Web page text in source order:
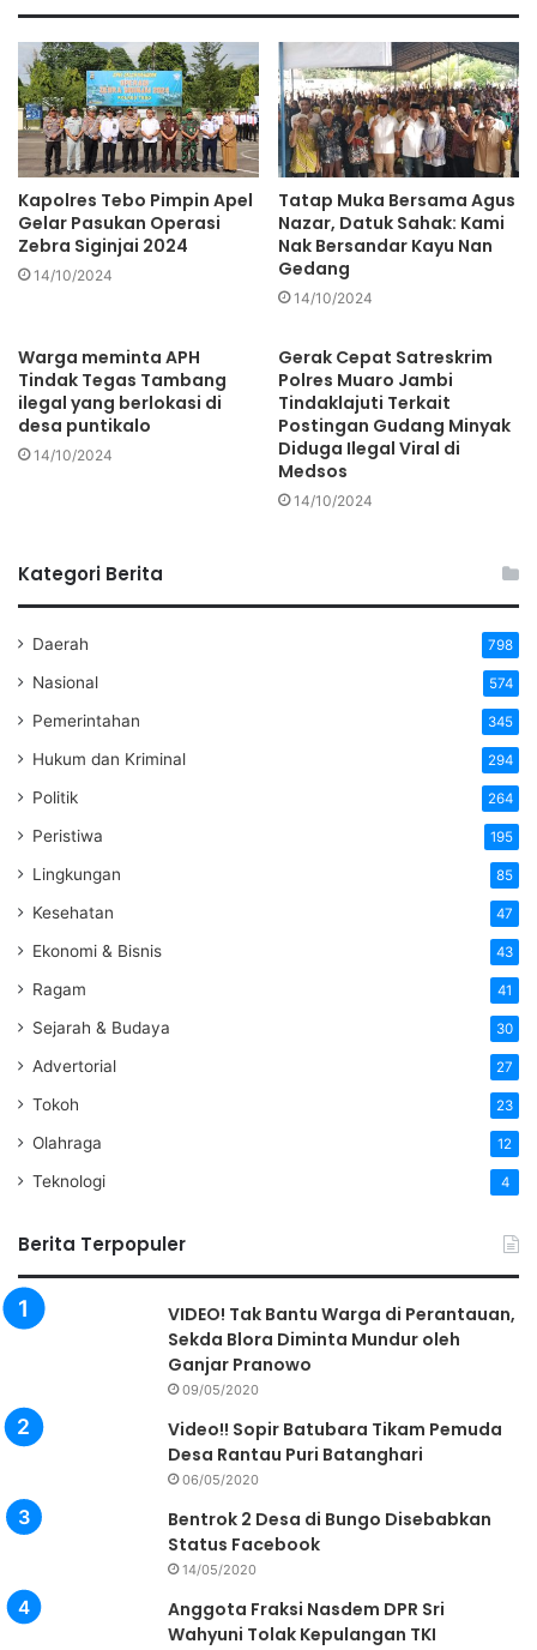
Dewan Pers yang selama ini dihuni kaum elit pers yang
abai dan semena-mena terhadap kehidupan pers lokal dan
media kecil harus diganti dan diisi dengan orang-orang
yang kompeten.
Wartawan harus menikmati kemerdekaan pers yang
dijamin Undang-Undang Pers. Bukan dipenjarakan dan
dibiarkan termarjinalkan oleh segelintir elit yang
menguasasi Dewan Pers selama bertahun-tahun dengab
pers.
Saatnya pers Indonesia mengatur kehidupannya sendiri
secara merdeka. Mayoritas pers nasional ada di seluruh
pangkuan wartawan Indonesia.
Kapolres Tebo Pimpin Apel
Gelar Pasukan Operasi
Zebra Siginjai 2024
14/10/2024
Tatap Muka Bersama Agus
Nazar, Datuk Sahak: Kami
Nak Bersandar Kayu Nan
Gedang
14/10/2024
Warga meminta APH
Tindak Tegas Tambang
ilegal yang berlokasi di
desa puntikalo
14/10/2024
Gerak Cepat Satreskrim
Polres Muaro Jambi
Tindaklajuti Terkait
Postingan Gudang Minyak
Diduga Ilegal Viral di
Medsos
14/10/2024
Kategori Berita
Daerah 798
Nasional 574
Pemerintahan 345
Hukum dan Kriminal 294
Politik 264
Peristiwa 195
Lingkungan 85
Kesehatan 47
Ekonomi & Bisnis 43
Ragam 41
Sejarah & Budaya 30
Advertorial 27
Tokoh 23
Olahraga 12
Teknologi 4
Berita Terpopuler
VIDEO! Tak Bantu Warga di Perantauan,
Sekda Blora Diminta Mundur oleh
Ganjar Pranowo
09/05/2020
Video!! Sopir Batubara Tikam Pemuda
Desa Rantau Puri Batanghari
06/05/2020
Bentrok 2 Desa di Bungo Disebabkan
Status Facebook
14/05/2020
Anggota Fraksi Nasdem DPR Sri
Wahyuni Tolak Kepulangan TKI